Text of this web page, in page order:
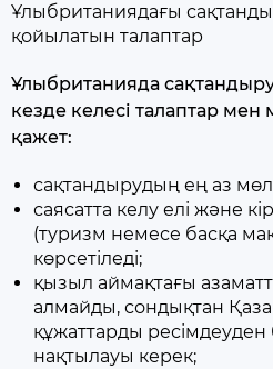
Ұлыбританиядағы
қойылатын талаптар
Ұлыбританияда
кезде келесі талаптар мен
қажет:
сақтандырудың ең аз
саясатта келу елі және
(туризм немесе басқа
көрсетіледі;
қызыл аймақтағы
алмайды, сондықтан
құжаттарды
нақтылауы керек;